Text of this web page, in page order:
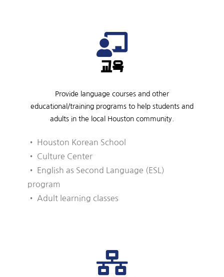
교육
Provide language courses and other
educational/training programs to help students and
adults in the local Houston community.
• Houston Korean School
• Culture Center
• English as Second Language (ESL)
program
• Adult learning classes